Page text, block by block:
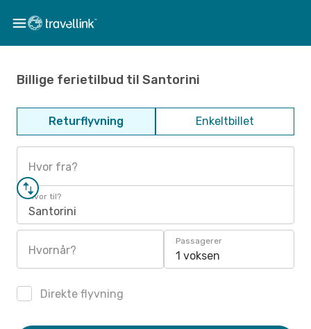
Billige ferietilbud til Santorini
Returflyvning Enkeltbillet
Hvor fra?
Hvor til?
Santorini
Hvornår?
Passagerer
1 voksen
Direkte flyvning